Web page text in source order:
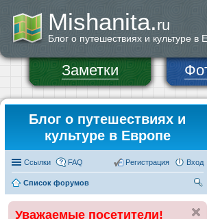
Mishanita.ru
Блог о путешествиях и культуре в
Заметки
Блог о путешествиях и
культуре в Европе
Ссылки FAQ Вход
Регистрация
Список форумов
ск
Уважаемые посетители!